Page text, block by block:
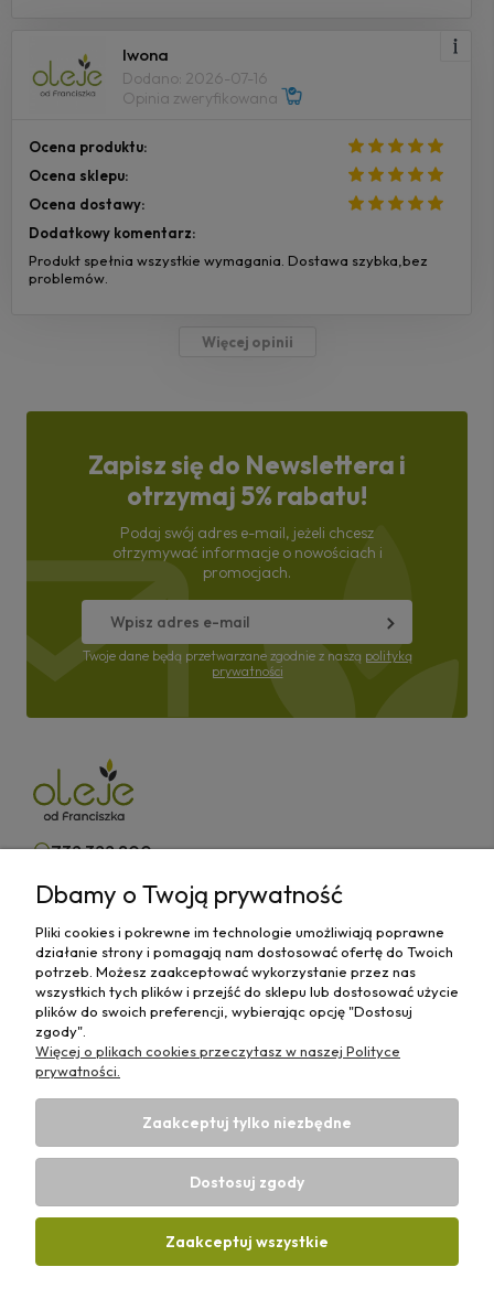
Iwona
Dodano: 2026-07-16
Opinia zweryfikowana
Ocena produktu:
Ocena sklepu:
Ocena dostawy:
Dodatkowy komentarz:
Produkt spełnia wszystkie wymagania. Dostawa szybka,bez
problemów.
Więcej opinii
Zapisz się do Newslettera i
otrzymaj 5% rabatu!
Podaj swój adres e-mail, jeżeli chcesz
otrzymywać informacje o nowościach i
promocjach.
Twoje dane będą przetwarzane zgodnie z naszą polityką
prywatności
732 322 800
kontakt@olejeodfranciszka.pl
Sklep stacjonarny
63-400 Ostrów Wielkopolski,
ul.Różana 29/1
Informacje
Płatności i Dostawy
Projekt i wykonanie:Ecommercy.pl
Dbamy o Twoją prywatność
Pliki cookies i pokrewne im technologie umożliwiają poprawne
działanie strony i pomagają nam dostosować ofertę do Twoich
potrzeb. Możesz zaakceptować wykorzystanie przez nas
wszystkich tych plików i przejść do sklepu lub dostosować użycie
plików do swoich preferencji, wybierając opcję "Dostosuj
zgody".
Więcej o plikach cookies przeczytasz w naszej Polityce
prywatności.
Zaakceptuj tylko niezbędne
Dostosuj zgody
Zaakceptuj wszystkie